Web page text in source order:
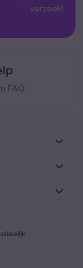
verzoek!
FAQ